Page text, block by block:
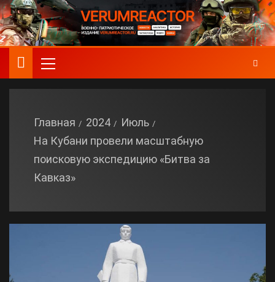
Главная 2024
Июль
На Кубани провели масштабную
поисковую экспедицию «Битва за
Кавказ»